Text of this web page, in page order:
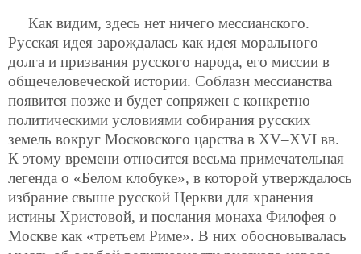
Как видим, здесь нет ничего мессианского.
Русская идея зарождалась как идея морального
долга и призвания русского народа, его миссии в
общечеловеческой истории. Соблазн мессианства
появится позже и будет сопряжен с конкретно
политическими условиями собирания русских
земель вокруг Московского царства в XV–XVI вв.
К этому времени относится весьма примечательная
легенда о «Белом клобуке», в которой утверждалось
избрание свыше русской Церкви для хранения
истины Христовой, и послания монаха Филофея о
Москве как «третьем Риме». В них обосновывалась